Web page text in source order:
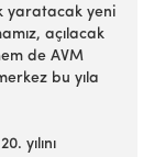
yaratacak yeni
açılacak
de AVM
bu yıla
yılını